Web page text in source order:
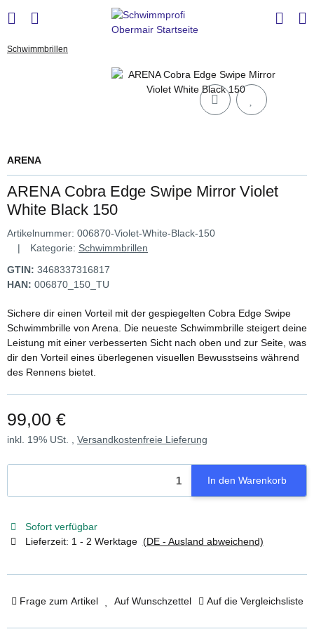
Schwimmbrillen
ARENA
ARENA Cobra Edge Swipe Mirror Violet
White Black 150
Artikelnummer: 006870-Violet-White-Black-150
Kategorie: Schwimmbrillen
GTIN: 3468337316817
HAN: 006870_150_TU
Sichere dir einen Vorteil mit der gespiegelten Cobra Edge Swipe
Schwimmbrille von Arena. Die neueste Schwimmbrille steigert deine
Leistung mit einer verbesserten Sicht nach oben und zur Seite, was
dir den Vorteil eines überlegenen visuellen Bewusstseins während
des Rennens bietet.
99,00 €
inkl. 19% USt. , Versandkostenfreie Lieferung
In den Warenkorb
Sofort verfügbar
Lieferzeit: 1 - 2 Werktage (DE - Ausland abweichend)
Frage zum Artikel Auf Wunschzettel Auf die Vergleichsliste